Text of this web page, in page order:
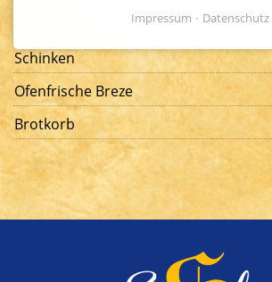
Schinken
Ofenfrische Breze
Brotkorb
Impressum Datenschutz